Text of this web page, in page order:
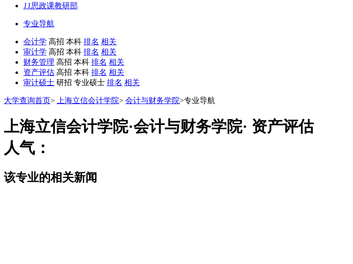
11思政课教研部
专业导航
会计学 高招 本科 排名 相关
审计学 高招 本科 排名 相关
财务管理 高招 本科 排名 相关
资产评估 高招 本科 排名 相关
审计硕士 研招 专业硕士 排名 相关
大学查询首页> 上海立信会计学院> 会计与财务学院>专业导航
上海立信会计学院·会计与财务学院· 资产评估
人气：
该专业的相关新闻